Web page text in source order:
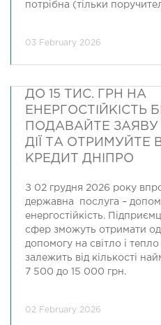
потрібна (тільки
03 February 2026
ДО 15 ТИС. ГРН НА
ЕНЕРГОСТІЙКІСТЬ
ПОДАВАЙТЕ
ДІЇ ТА ОТРИМУЙТЕ
КРЕДИТ ДНІПРО
З 02 грудня 2026 року
державна послуга –
енергостійкість.
сфер зможуть отримати
допомогу на світло і
залежить від кількості
7 500 до 15 000 грн.
02 February 2026